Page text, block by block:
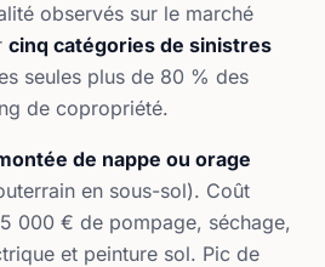
observés sur le marché
cinq catégories de sinistres
seules plus de 80 % des
de copropriété.
de nappe ou orage
en sous-sol). Coût
000 € de pompage, séchage,
et peinture sol. Pic de